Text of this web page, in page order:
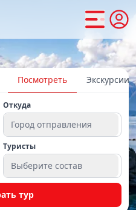
Посмотреть Экскурсии
Откуда
Город отправления
Туристы
Выберите состав
тур